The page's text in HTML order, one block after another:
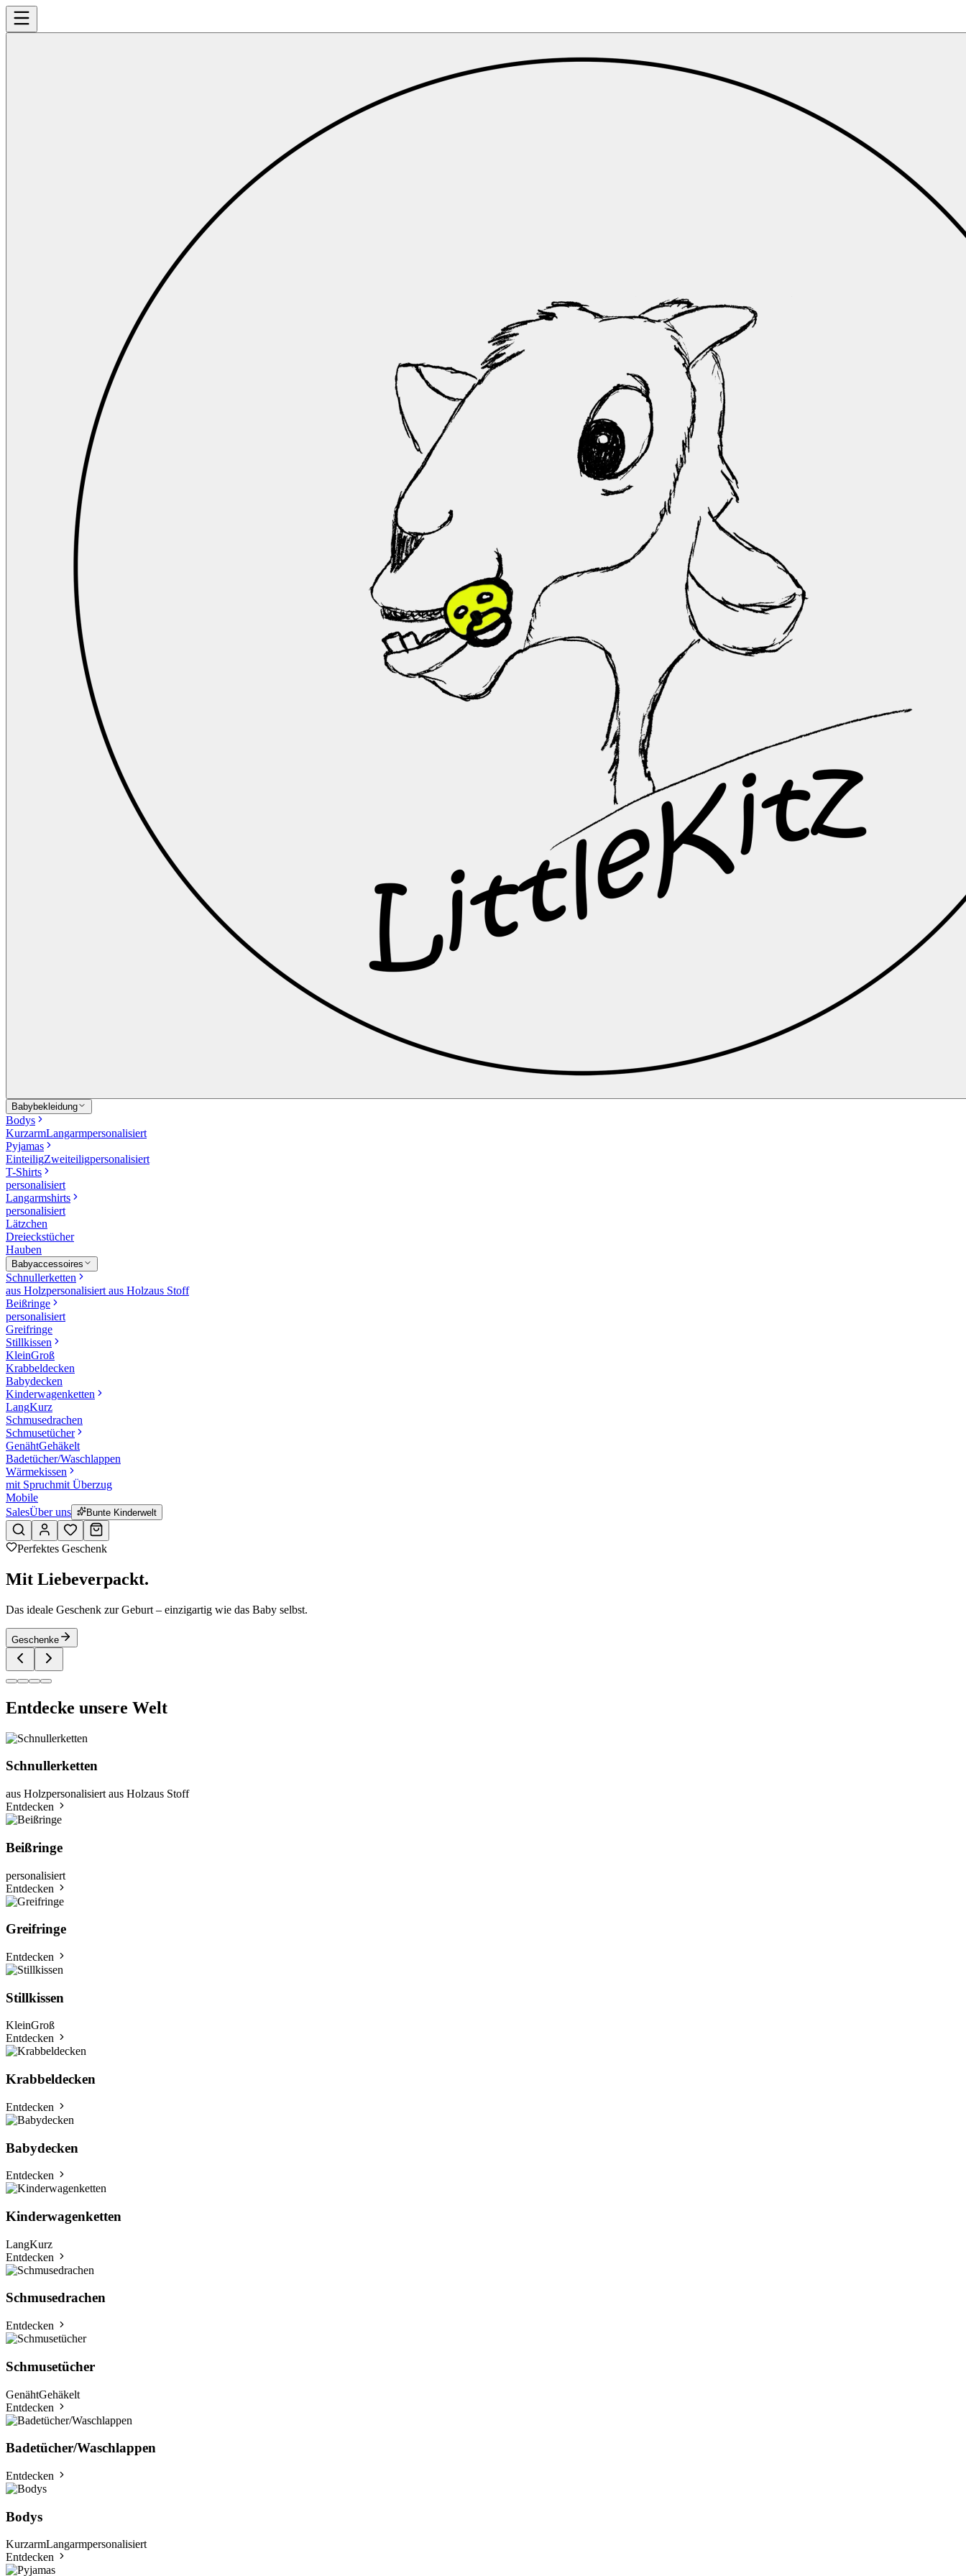
Babybekleidung
Bodys
KurzarmLangarmpersonalisiert
Pyjamas
EinteiligZweiteiligpersonalisiert
T-Shirts
personalisiert
Langarmshirts
personalisiert
Lätzchen
Dreieckstücher
Hauben
Babyaccessoires
Schnullerketten
aus Holzpersonalisiert aus Holzaus Stoff
Beißringe
personalisiert
Greifringe
Stillkissen
KleinGroß
Krabbeldecken
Babydecken
Kinderwagenketten
LangKurz
Schmusedrachen
Schmusetücher
GenähtGehäkelt
Badetücher/Waschlappen
Wärmekissen
mit Spruchmit Überzug
Mobile
SalesÜber uns Bunte Kinderwelt
Perfektes Geschenk
Mit Liebeverpackt.
Das ideale Geschenk zur Geburt – einzigartig wie das Baby selbst.
Geschenke
Entdecke unsere Welt
Schnullerketten
aus Holzpersonalisiert aus Holzaus Stoff
Entdecken
Beißringe
personalisiert
Entdecken
Greifringe
Entdecken
Stillkissen
KleinGroß
Entdecken
Krabbeldecken
Entdecken
Babydecken
Entdecken
Kinderwagenketten
LangKurz
Entdecken
Schmusedrachen
Entdecken
Schmusetücher
GenähtGehäkelt
Entdecken
Badetücher/Waschlappen
Entdecken
Bodys
KurzarmLangarmpersonalisiert
Entdecken